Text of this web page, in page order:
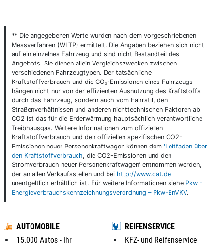
** Die angegebenen Werte wurden nach dem vorgeschriebenen
Messverfahren (WLTP) ermittelt. Die Angaben beziehen sich nicht
auf ein einzelnes Fahrzeug und sind nicht Bestandteil des
Angebots. Sie dienen allein Vergleichszwecken zwischen
verschiedenen Fahrzeugtypen. Der tatsächliche
Kraftstoffverbrauch und die CO₂-Emissionen eines Fahrzeugs
hängen nicht nur von der effizienten Ausnutzung des Kraftstoffs
durch das Fahrzeug, sondern auch vom Fahrstil, den
Straßenverhältnissen und anderen nichttechnischen Faktoren ab.
CO2 ist das für die Erderwärmung hauptsächlich verantwortliche
Treibhausgas. Weitere Informationen zum offiziellen
Kraftstoffverbrauch und den offiziellen spezifischen CO2-
Emissionen neuer Personenkraftwagen können dem 'Leitfaden über
den Kraftstoffverbrauch, die CO2-Emissionen und den
Stromverbrauch neuer Personenkraftwagen' entnommen werden,
der an allen Verkaufsstellen und bei http://www.dat.de
unentgeltlich erhältlich ist. Für weitere Informationen siehe Pkw -
Energieverbrauchskennzeichnungsverordnung – Pkw-EnVKV.
AUTOMOBILE
15.000 Autos - Ihr
REIFENSERVICE
KFZ- und Reifenservice